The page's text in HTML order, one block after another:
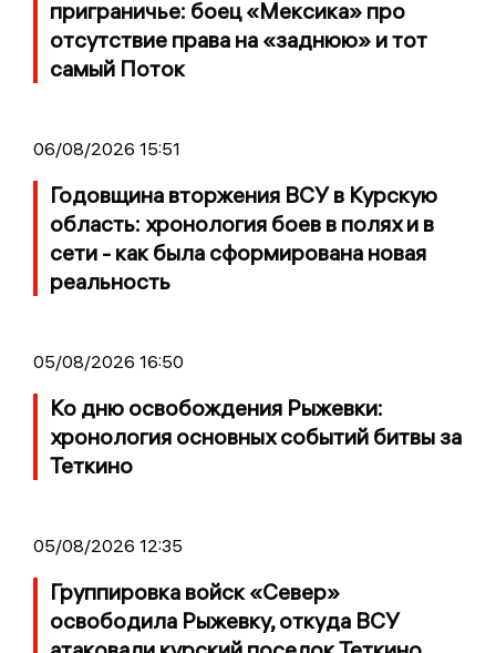
приграничье: боец «Мексика» про
отсутствие права на «заднюю» и тот
самый Поток
06/08/2026 15:51
Годовщина вторжения ВСУ в Курскую
область: хронология боев в полях и в
сети - как была сформирована новая
реальность
05/08/2026 16:50
Ко дню освобождения Рыжевки:
хронология основных событий битвы за
Теткино
05/08/2026 12:35
Группировка войск «Север»
освободила Рыжевку, откуда ВСУ